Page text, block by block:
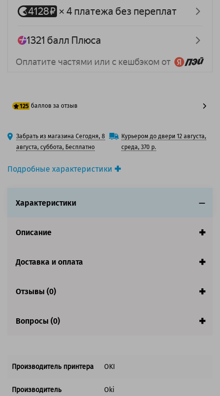
Подробные характеристики
Вид товара:Картридж лазерный
Ресурс:5 000 страниц формата А4 при 5%
Страна:Китай
125 баллов за отзыв
100 баллов
125 баллов
Забрать из магазина Сегодня, 8
августа, суббота, Бесплатно
Курьером до двери 12 августа,
среда, 370 р.
Характеристики
Описание
Доставка и оплата
Отзывы (0)
Вопросы (0)
Производитель принтера OKI
Производитель Oki